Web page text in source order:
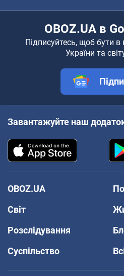
OBOZ.UA в
Підписуйтесь, щоб бути в
України та
Завантажуйте наш
OBOZ.UA
Світ
Розслідування
Суспільство